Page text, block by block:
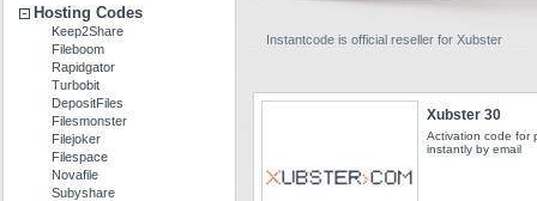
Hosting Codes
Keep2Share
Fileboom
Rapidgator
Turbobit
DepositFiles
Filesmonster
Filejoker
Filespace
Novafile
Subyshare
Instantcode is official reseller for Xubster
Xubster 30
Activation code for
instantly by email